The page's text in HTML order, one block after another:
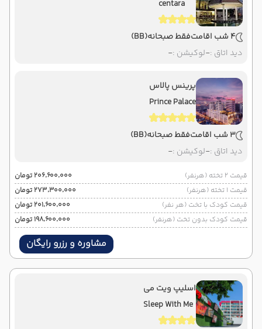
centara
4 شب اقامت فقط صبحانه(BB)
دید اتاق :-لوکیشن :-
پرینس پالاس
Prince Palace
3 شب اقامت فقط صبحانه(BB)
دید اتاق :-لوکیشن :-
قیمت 2 تخته (هرنفر)
۲۰۶٬۶۰۰٬۰۰۰ تومان
قیمت 1 تخته (هرنفر)
۲۷۳٬۳۰۰٬۰۰۰ تومان
قیمت کودک با تخت (هر نفر)
۲۰۱٬۶۰۰٬۰۰۰ تومان
قیمت کودک بدون تخت (هرنفر)
۱۹۸٬۶۰۰٬۰۰۰ تومان
مشاوره و رزرو رایگان
اسلیپ ویت می
Sleep With Me